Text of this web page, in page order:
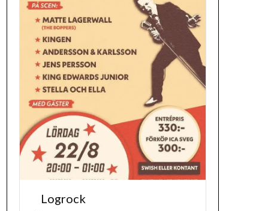
Logrock